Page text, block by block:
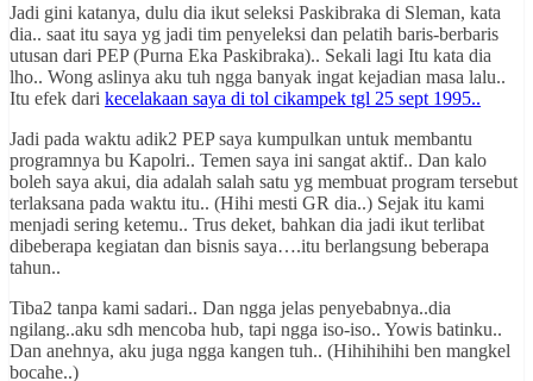
Jadi gini katanya, dulu dia ikut seleksi Paskibraka di Sleman, kata
dia.. saat itu saya yg jadi tim penyeleksi dan pelatih baris-berbaris
utusan dari PEP (Purna Eka Paskibraka).. Sekali lagi Itu kata dia
lho.. Wong aslinya aku tuh ngga banyak ingat kejadian masa lalu..
Itu efek dari kecelakaan saya di tol cikampek tgl 25 sept 1995..
Jadi pada waktu adik2 PEP saya kumpulkan untuk membantu
programnya bu Kapolri.. Temen saya ini sangat aktif.. Dan kalo
boleh saya akui, dia adalah salah satu yg membuat program tersebut
terlaksana pada waktu itu.. (Hihi mesti GR dia..) Sejak itu kami
menjadi sering ketemu.. Trus deket, bahkan dia jadi ikut terlibat
dibeberapa kegiatan dan bisnis saya….itu berlangsung beberapa
tahun..
Tiba2 tanpa kami sadari.. Dan ngga jelas penyebabnya..dia
ngilang..aku sdh mencoba hub, tapi ngga iso-iso.. Yowis batinku..
Dan anehnya, aku juga ngga kangen tuh.. (Hihihihihi ben mangkel
bocahe..)